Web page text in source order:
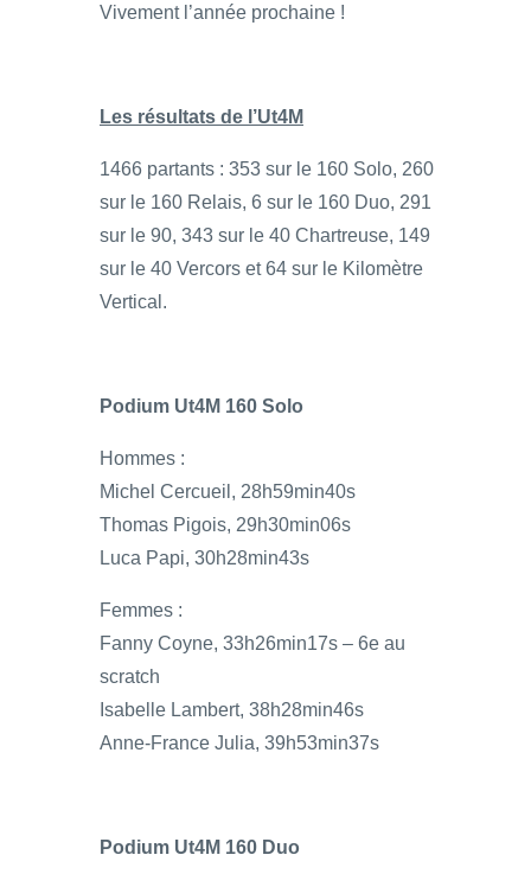
Vivement l’année prochaine !
Les résultats de l’Ut4M
1466 partants : 353 sur le 160 Solo, 260
sur le 160 Relais, 6 sur le 160 Duo, 291
sur le 90, 343 sur le 40 Chartreuse, 149
sur le 40 Vercors et 64 sur le Kilomètre
Vertical.
Podium Ut4M 160 Solo
Hommes :
Michel Cercueil, 28h59min40s
Thomas Pigois, 29h30min06s
Luca Papi, 30h28min43s
Femmes :
Fanny Coyne, 33h26min17s – 6e au
scratch
Isabelle Lambert, 38h28min46s
Anne-France Julia, 39h53min37s
Podium Ut4M 160 Duo